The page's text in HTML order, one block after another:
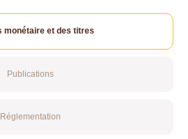
monétaire et des titres
Publications
Réglementation